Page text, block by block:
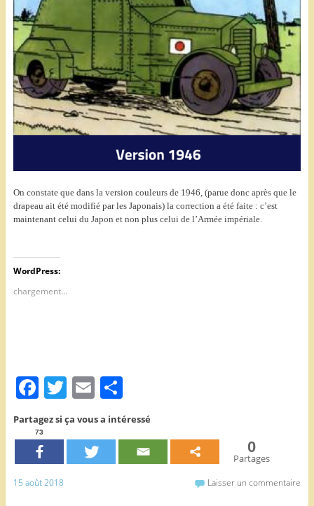
On constate que dans la version couleurs de 1946, (parue donc après que le
drapeau ait été modifié par les Japonais) la correction a été faite : c’est
maintenant celui du Japon et non plus celui de l’Armée impériale.
WordPress:
chargement…
F
a
c
e
b
T
w
itt
er
E
m
ai
l
P
ar
ta
Partagez si ça vous a intéressé
73
0
Partages
15 août 2018 Laisser un commentaire